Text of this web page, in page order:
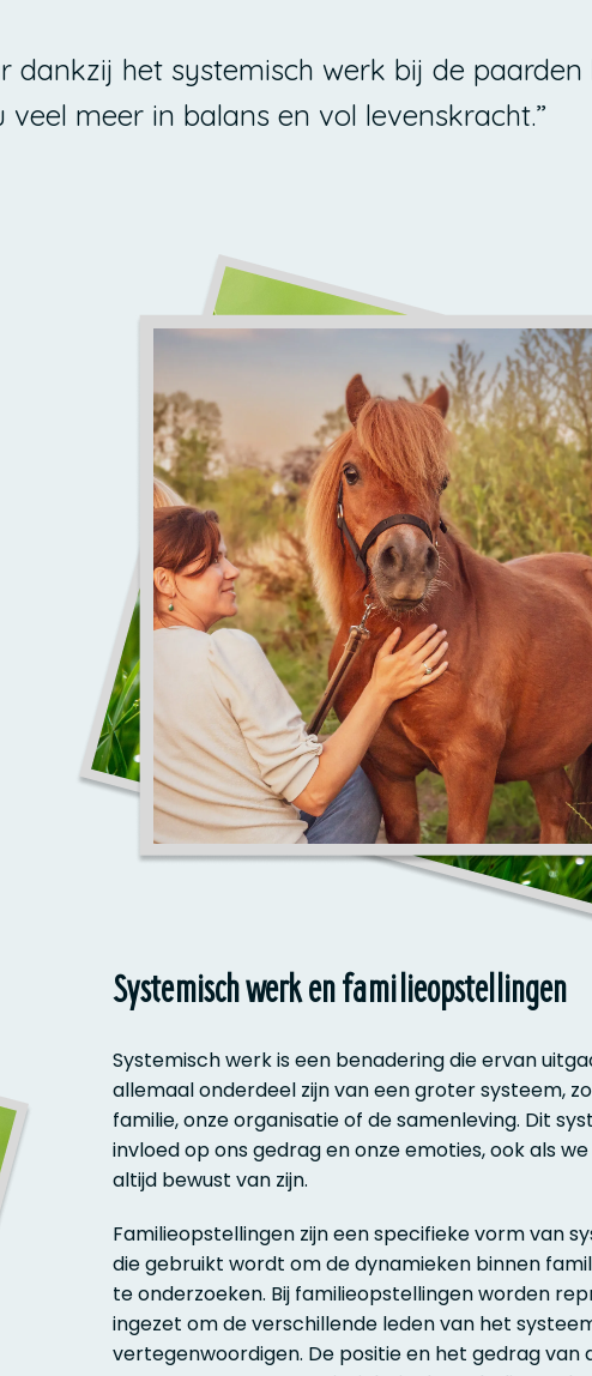
het systemisch werk bij de paarden
meer in balans en vol levenskracht.”
Systemisch werk en familieopstellingen
Systemisch werk is een benadering die ervan
allemaal onderdeel zijn van een groter systeem,
familie, onze organisatie of de samenleving. Dit
invloed op ons gedrag en onze emoties, ook als
altijd bewust van zijn.
Familieopstellingen zijn een specifieke vorm van
die gebruikt wordt om de dynamieken binnen
te onderzoeken. Bij familieopstellingen worden
ingezet om de verschillende leden van het
vertegenwoordigen. De positie en het gedrag van